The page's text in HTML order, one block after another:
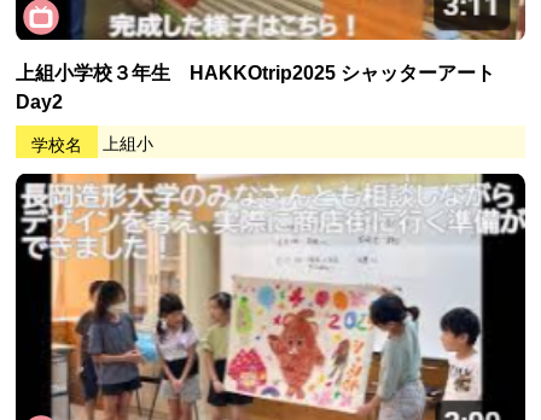
上組小学校３年生 HAKKOtrip2025 シャッターアート
Day2
学校名 上組小